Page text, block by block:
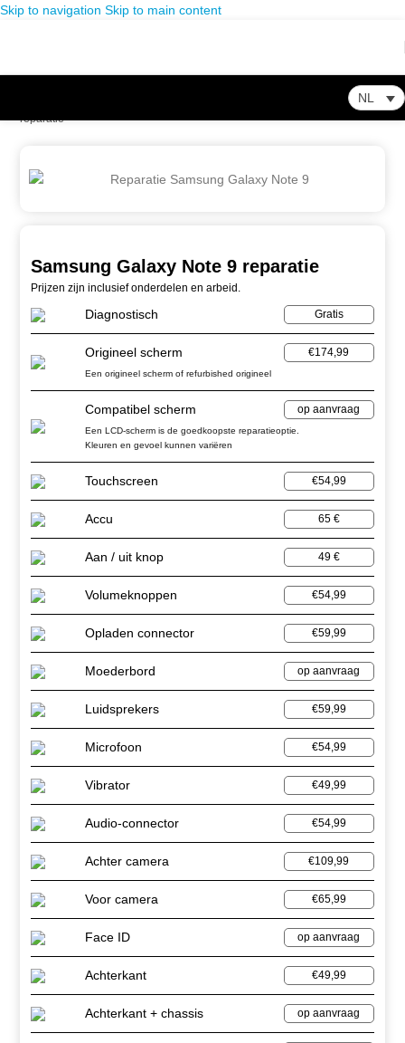
Skip to navigation Skip to main content
NL
reparatie
Samsung Galaxy Note 9 reparatie
Prijzen zijn inclusief onderdelen en arbeid.
Diagnostisch Gratis
Origineel scherm €174,99
Een origineel scherm of refurbished origineel
Compatibel scherm op aanvraag
Een LCD-scherm is de goedkoopste reparatieoptie.
Kleuren en gevoel kunnen variëren
Touchscreen €54,99
Accu 65 €
Aan / uit knop 49 €
Volumeknoppen €54,99
Opladen connector €59,99
Moederbord op aanvraag
Luidsprekers €59,99
Microfoon €54,99
Vibrator €49,99
Audio-connector €54,99
Achter camera €109,99
Voor camera €65,99
Face ID op aanvraag
Achterkant €49,99
Achterkant + chassis op aanvraag